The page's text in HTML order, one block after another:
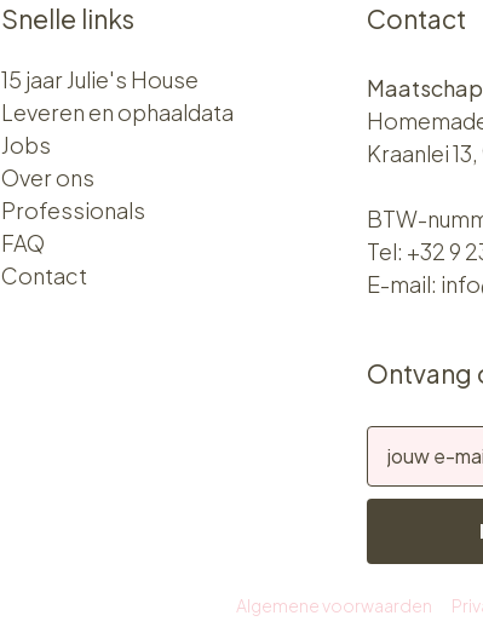
Snelle links
15 jaar Julie's House
Leveren en ophaaldata
Jobs
Over ons​​
Professionals
FAQ
Contact
Contact
Kraanlei
BTW-
Tel: +32 9
E-mail:
Ontvang
Algemene voorwaarden